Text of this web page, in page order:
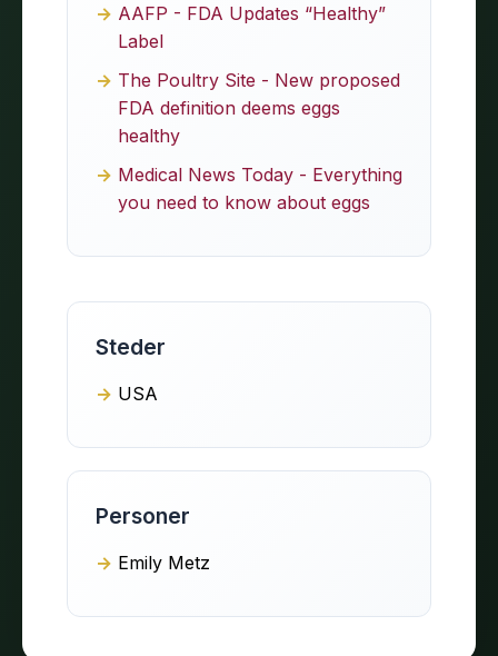
AAFP - FDA Updates “Healthy”
Label
The Poultry Site - New proposed
FDA definition deems eggs
healthy
Medical News Today - Everything
you need to know about eggs
Steder
USA
Personer
Emily Metz